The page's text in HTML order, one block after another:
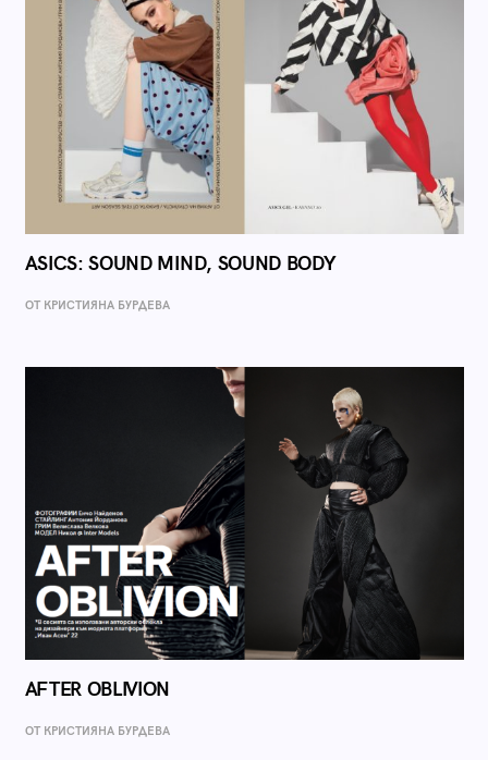
ASICS: SOUND MIND, SOUND BODY
ОТ КРИСТИЯНА БУРДЕВА
AFTER OBLIVION
ОТ КРИСТИЯНА БУРДЕВА